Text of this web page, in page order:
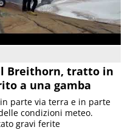
Breithorn, tratto in
a una gamba
parte via terra e in parte
condizioni meteo.
gravi ferite